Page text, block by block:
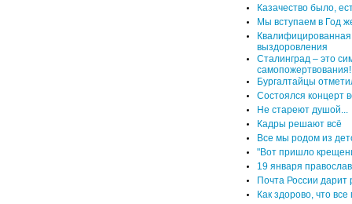
Казачество было,
Мы вступаем в Год
выздоровления
Сталинград – это
самопожертвования!
Бургалтайцы
Состоялся концерт
Не стареют душой...
Кадры решают всё
Все мы родом из
"Вот пришло
19 января
Почта России дарит
Как здорово, что